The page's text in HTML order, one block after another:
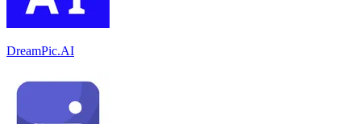
DreamPic.AI